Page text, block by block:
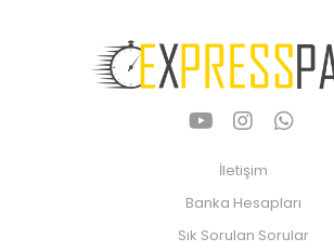
İletişim
Banka Hesapları
Sık Sorulan Sorular